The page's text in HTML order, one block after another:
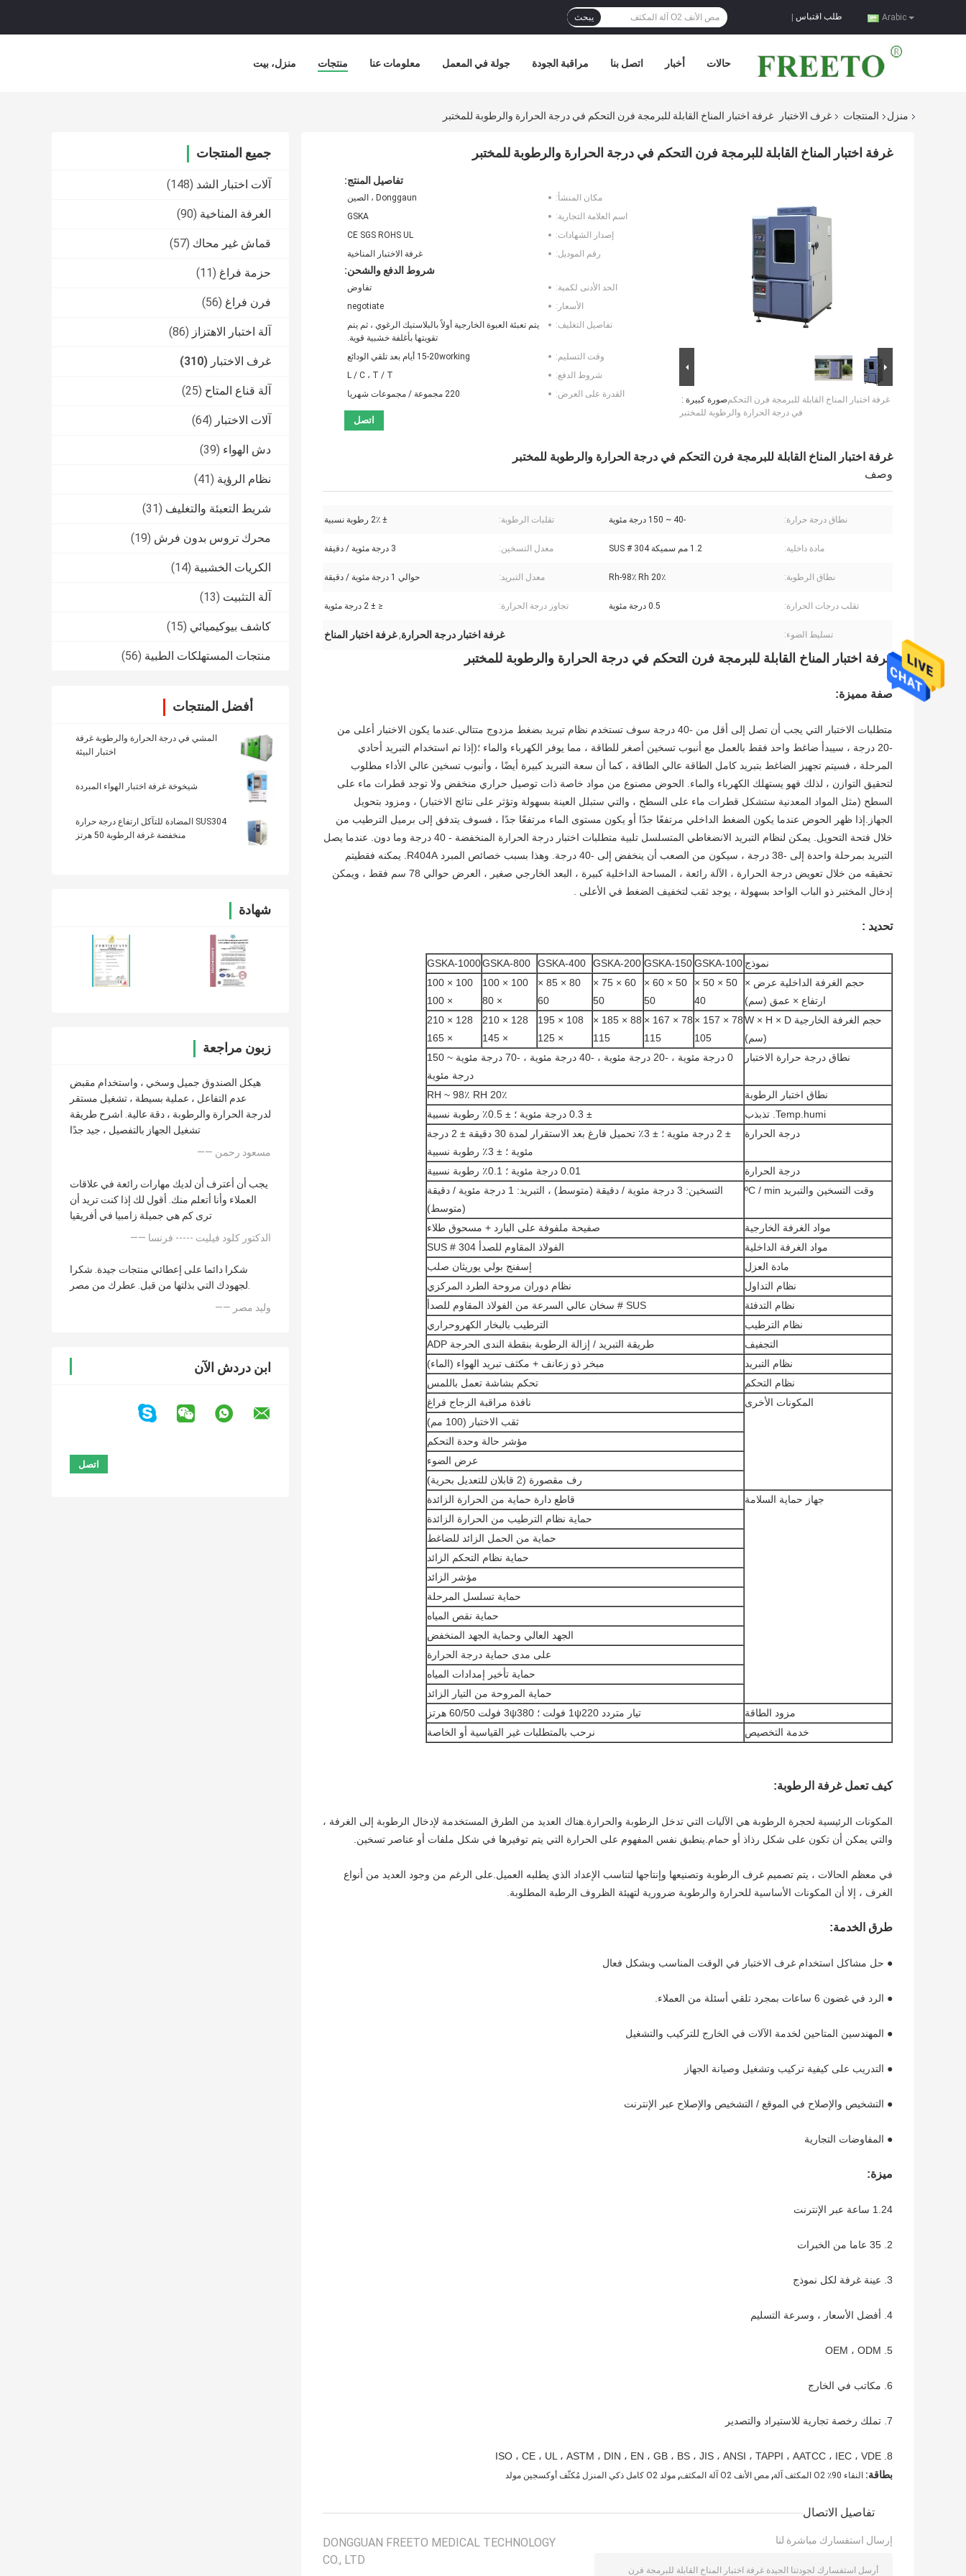
Arabic طلب اقتباس يبحث
منزل، بيت منتجات معلومات عنا جولة في المعمل مراقبة الجودة اتصل بنا أخبار حالات
منزل المنتجات غرف الاختبار غرفة اختبار المناخ القابلة للبرمجة فرن التحكم في درجة الحرارة والرطوبة للمختبر
جميع المنتجات
آلات اختبار الشد (148)
الغرفة المناخية (90)
قماش غير محاك (57)
حزمة فراغ (11)
فرن فراغ (56)
آلة اختبار الاهتزاز (86)
غرف الاختبار (310)
آلة قناع المتاح (25)
آلات الاختبار (64)
دش الهواء (39)
نظام الرؤية (41)
شريط التعبئة والتغليف (31)
محرك تروس بدون فرش (19)
الكريات الخشبية (14)
آلة التثبيت (13)
كاشف بيوكيميائي (15)
منتجات المستهلكات الطبية (56)
أفضل المنتجات
المشي في درجة الحرارة والرطوبة غرفة
اختبار البيئة
شيخوخة غرفة اختبار الهواء المبردة
SUS304 المضادة للتآكل ارتفاع درجة حرارة
منخفضة غرفة الرطوبة 50 هرتز
شهادة
زبون مراجعة
هيكل الصندوق جميل وسخي ، واستخدام مقبض
عدم التفاعل ، عملية بسيطة ، تشغيل مستقر
لدرجة الحرارة والرطوبة ، دقة عالية. اشرح طريقة
تشغيل الجهاز بالتفصيل ، جيد جدًا
—— مسعود رحمن
يجب أن أعترف أن لديك مهارات رائعة في علاقات
العملاء وأنا أتعلم منك. أقول لك إذا كنت تريد أن
ترى كم هي جميلة زامبيا في أفريقيا
—— الدكتور كلود فيليت ----- فرنسا
شكرا دائما على إعطائي منتجات جيدة. شكرا
لجهودك التي بذلتها من قبل. عطرك من مصر.
—— وليد مصر
ابن دردش الآن
غرفة اختبار المناخ القابلة للبرمجة فرن التحكم في درجة الحرارة والرطوبة للمختبر
صورة كبيرة :غرفة اختبار المناخ القابلة للبرمجة فرن التحكم
في درجة الحرارة والرطوبة للمختبر
تفاصيل المنتج:
مكان المنشأ:
Donggaun ، الصين
اسم العلامة التجارية:
GSKA
إصدار الشهادات:
CE SGS ROHS UL
رقم الموديل:
غرفة الاختبار المناخية
شروط الدفع والشحن:
الحد الأدنى لكمية:
تفاوض
الأسعار:
negotiate
تفاصيل التغليف:
يتم تعبئة العبوة الخارجية أولاً بالبلاستيك الرغوي ، ثم يتم
تقويتها بأغلفة خشبية قوية.
وقت التسليم:
15-20working أيام بعد تلقي الودائع
شروط الدفع:
L / C ، T / T
القدرة على العرض:
220 مجموعة / مجموعات شهريا
اتصل
غرفة اختبار المناخ القابلة للبرمجة فرن التحكم في درجة الحرارة والرطوبة للمختبر
وصف
نطاق درجة حرارة: -40 ~ 150 درجة مئوية تقلبات الرطوبة: ± 2٪ رطوبة نسبية
مادة داخلية: 1.2 مم سميكة SUS # 304 معدل التسخين: 3 درجة مئوية / دقيقة
نطاق الرطوبة: 20٪ Rh-98٪ Rh معدل التبريد: حوالي 1 درجة مئوية / دقيقة
تقلب درجات الحرارة: 0.5 درجة مئوية تجاوز درجة الحرارة: ≤ ± 2 درجة مئوية
تسليط الضوء: غرفة اختبار درجة الحرارة,غرفة اختبار المناخ
غرفة اختبار المناخ القابلة للبرمجة فرن التحكم في درجة الحرارة والرطوبة للمختبر
صفة مميزة:
متطلبات الاختبار التي يجب أن تصل إلى أقل من -40 درجة سوف تستخدم نظام تبريد بضغط مزدوج متتالي.عندما يكون الاختبار أعلى من
-20 درجة ، سيبدأ ضاغط واحد فقط بالعمل مع أنبوب تسخين أصغر للطاقة ، مما يوفر الكهرباء والماء ؛(إذا تم استخدام التبريد أحادي
المرحلة ، فسيتم تجهيز الضاغط بتبريد كامل الطاقة عالي الطاقة ، كما أن سعة التبريد كبيرة أيضًا ، وأنبوب تسخين عالي الأداء مطلوب
لتحقيق التوازن ، لذلك فهو يستهلك الكهرباء والماء. الحوض مصنوع من مواد خاصة ذات توصيل حراري منخفض ولا توجد قطرات ماء على
السطح (مثل المواد المعدنية ستشكل قطرات ماء على السطح ، والتي ستبلل العينة بسهولة وتؤثر على نتائج الاختبار) ، ومزود بتحويل
الجهاز.إذا ظهر الحوض عندما يكون الضغط الداخلي مرتفعًا جدًا أو يكون مستوى الماء مرتفعًا جدًا ، فسوف يتدفق إلى برميل الترطيب من
خلال فتحة التحويل. يمكن لنظام التبريد الانضغاطي المتسلسل تلبية متطلبات اختبار درجة الحرارة المنخفضة - 40 درجة وما دون. عندما يصل
التبريد بمرحلة واحدة إلى -38 درجة ، سيكون من الصعب أن ينخفض ​​إلى -40 درجة. وهذا بسبب خصائص المبرد R404A. يمكنه فقطيتم
تحقيقه من خلال تعويض درجة الحرارة ، الآلة رائعة ، المساحة الداخلية كبيرة ، البعد الخارجي صغير ، العرض حوالي 78 سم فقط ، ويمكن
إدخال المختبر ذو الباب الواحد بسهولة ، يوجد ثقب لتخفيف الضغط في الأعلى .
تحديد :
نموذج GSKA-100
GSKA-150
GSKA-200
GSKA-400
GSKA-800
GSKA-1000
حجم الغرفة الداخلية عرض ×
ارتفاع × عمق (سم)
50 × 50 ×
40
50 × 60 ×
50
60 × 75 ×
50
80 × 85 ×
60
100 × 100
× 80
100 × 100
× 100
حجم الغرفة الخارجية W × H × D
(سم)
78 × 157 ×
105
78 × 167 ×
115
88 × 185 ×
115
108 × 195
× 125
128 × 210
× 145
128 × 210
× 165
نطاق درجة حرارة الاختبار
0 درجة مئوية ، -20 درجة مئوية ، -40 درجة مئوية ، -70 درجة مئوية ~ 150
درجة مئوية
نطاق اختبار الرطوبة
20٪ RH ~ 98٪ RH
Temp.humi. تذبذب
± 0.3 درجة مئوية ؛ ± 0.5٪ رطوبة نسبية
درجة الحرارة
± 2 درجة مئوية ؛ ± 3٪ تحميل فارغ بعد الاستقرار لمدة 30 دقيقة ± 2 درجة
مئوية ؛ ± 3٪ رطوبة نسبية
درجة الحرارة
0.01 درجة مئوية ؛ 0.1٪ رطوبة نسبية
وقت التسخين والتبريد ºC / min
التسخين: 3 درجة مئوية / دقيقة (متوسط) ، التبريد: 1 درجة مئوية / دقيقة
(متوسط)
مواد الغرفة الخارجية
صفيحة ملفوفة على البارد + مسحوق طلاء
مواد الغرفة الداخلية
الفولاذ المقاوم للصدأ SUS # 304
مادة العزل
إسفنج بولي يوريثان صلب
نظام التداول
نظام دوران مروحة الطرد المركزي
نظام التدفئة
SUS # سخان عالي السرعة من الفولاذ المقاوم للصدأ
نظام الترطيب
الترطيب بالبخار الكهروحراري
التجفيف
طريقة التبريد / إزالة الرطوبة بنقطة الندى الحرجة ADP
نظام التبريد
مبخر ذو زعانف + مكثف تبريد الهواء (الماء)
نظام التحكم
تحكم بشاشة تعمل باللمس
المكونات الأخرى
نافذة مراقبة الزجاج فراغ
ثقب الاختبار (100 مم)
مؤشر حالة وحدة التحكم
عرض الضوء
رف مقصورة (2 قابلان للتعديل بحرية)
جهاز حماية السلامة
قاطع دارة حماية من الحرارة الزائدة
حماية نظام الترطيب من الحرارة الزائدة
حماية من الحمل الزائد للضاغط
حماية نظام التحكم الزائد
مؤشر الزائد
حماية تسلسل المرحلة
حماية نقص المياه
الجهد العالي وحماية الجهد المنخفض
على مدى حماية درجة الحرارة
حماية تأخير إمدادات المياه
حماية المروحة من التيار الزائد
مزود الطاقة
تيار متردد 1ψ220 فولت ؛ 3ψ380 فولت 60/50 هرتز
خدمة التخصيص
نرحب بالمتطلبات غير القياسية أو الخاصة
كيف تعمل غرفة الرطوبة:
المكونات الرئيسية لحجرة الرطوبة هي الآليات التي تدخل الرطوبة والحرارة.هناك العديد من الطرق المستخدمة لإدخال الرطوبة إلى الغرفة ،
والتي يمكن أن تكون على شكل رذاذ أو حمام.ينطبق نفس المفهوم على الحرارة التي يتم توفيرها في شكل ملفات أو عناصر تسخين.
في معظم الحالات ، يتم تصميم غرف الرطوبة وتصنيعها وإنتاجها لتناسب الإعداد الذي يطلبه العميل.على الرغم من وجود العديد من أنواع
الغرف ، إلا أن المكونات الأساسية للحرارة والرطوبة ضرورية لتهيئة الظروف الرطبة المطلوبة.
طرق الخدمة:
● حل مشاكل استخدام غرف الاختبار في الوقت المناسب وبشكل فعال
● الرد في غضون 6 ساعات بمجرد تلقي أسئلة من العملاء.
● المهندسين المتاحين لخدمة الآلات في الخارج للتركيب والتشغيل
● التدريب على كيفية تركيب وتشغيل وصيانة الجهاز
● التشخيص والإصلاح في الموقع / التشخيص والإصلاح عبر الإنترنت
● المفاوضات التجارية
ميزة:
1.24 ساعة عبر الإنترنت
2. 35 عاما من الخبرات
3. عينة غرفة لكل نموذج
4. أفضل الأسعار ، وسرعة التسليم
5. OEM ، ODM
6. مكاتب في الخارج
7. تملك رخصة تجارية للاستيراد والتصدير
8. ISO ، CE ، UL ، ASTM ، DIN ، EN ، GB ، BS ، JIS ، ANSI ، TAPPI ، AATCC ، IEC ، VDE
بطاقة: النقاء 90٪ O2 المكثف آلة , مص الأنف O2 آلة المكثف , مولد O2 كامل ذكي المنزل مُكثّف أوكسجين مولد
تفاصيل الاتصال
DONGGUAN FREETO MEDICAL TECHNOLOGY
CO., LTD
إرسال استفسارك مباشرة لنا